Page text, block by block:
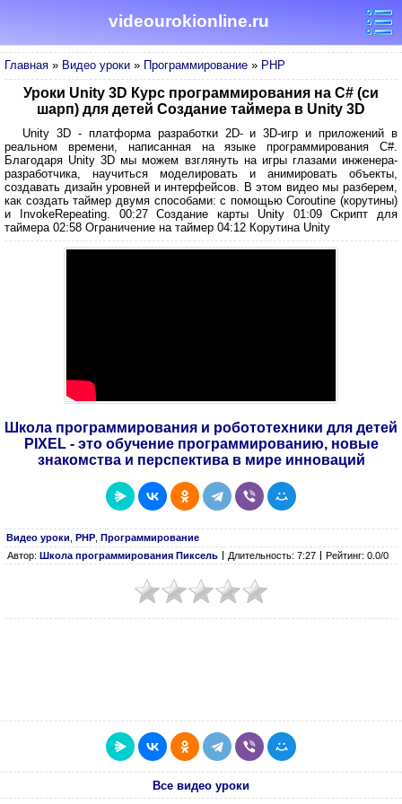
videourokionline.ru
Главная » Видео уроки » Программирование » PHP
Уроки Unity 3D Курс программирования на C# (си
шарп) для детей Создание таймера в Unity 3D
Unity 3D - платформа разработки 2D- и 3D-игр и приложений в
реальном времени, написанная на языке программирования C#.
Благодаря Unity 3D мы можем взглянуть на игры глазами инженера-
разработчика, научиться моделировать и анимировать объекты,
создавать дизайн уровней и интерфейсов. В этом видео мы разберем,
как создать таймер двумя способами: с помощью Coroutine (корутины)
и InvokeRepeating. 00:27 Создание карты Unity 01:09 Скрипт для
таймера 02:58 Ограничение на таймер 04:12 Корутина Unity
Школа программирования и робототехники для детей
PIXEL - это обучение программированию, новые
знакомства и перспектива в мире инноваций
Видео уроки PHP Программирование
Автор: Школа программирования Пиксель Длительность: 7:27 Рейтинг: 0.0/0
Все видео уроки